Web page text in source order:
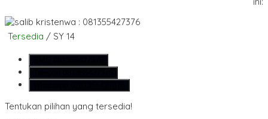
wa : 081355427376
Tersedia / SY 14
Tentukan pilihan yang tersedia!